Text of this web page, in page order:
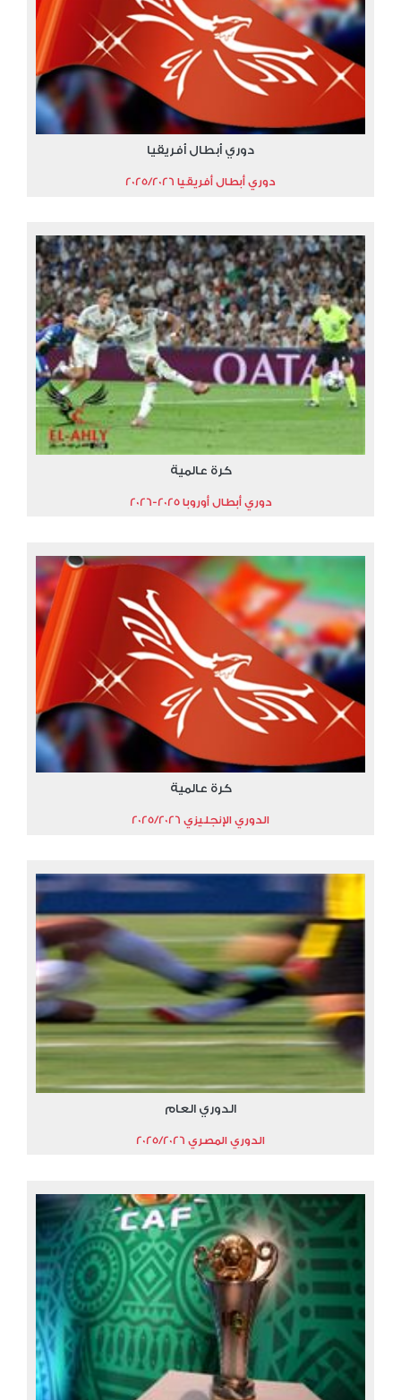
دوري أبطال أفريقيا
دوري أبطال أفريقيا 2025/2026
كرة عالمية
دوري أبطال أوروبا 2025-2026
كرة عالمية
الدوري الإنجليزي 2025/2026
الدوري العام
الدوري المصري 2025/2026